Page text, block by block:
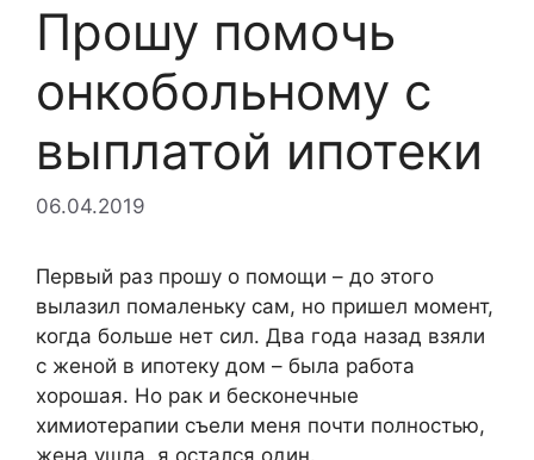
Прошу помочь
онкобольному с
выплатой ипотеки
06.04.2019
Первый раз прошу о помощи – до этого
вылазил помаленьку сам, но пришел момент,
когда больше нет сил. Два года назад взяли
с женой в ипотеку дом – была работа
хорошая. Но рак и бесконечные
химиотерапии съели меня почти полностью,
жена ушла, я остался один.